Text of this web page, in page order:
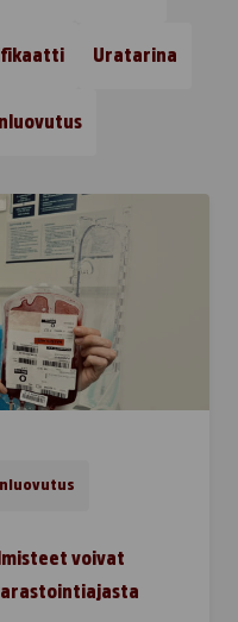
Uratarina
voivat